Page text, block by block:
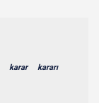
karar kararı